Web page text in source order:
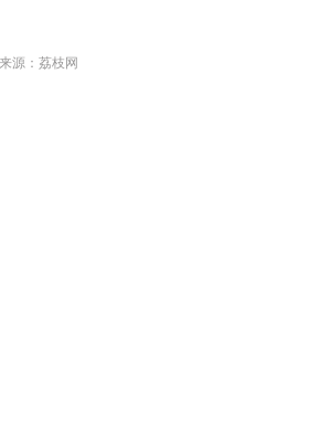
来源：荔枝网